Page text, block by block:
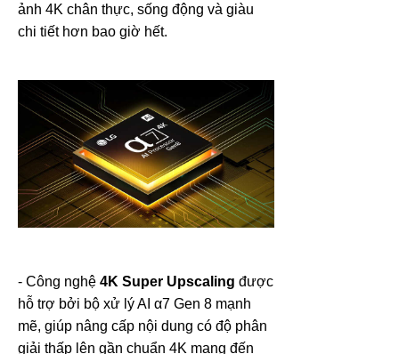
ảnh 4K chân thực, sống động và giàu
chi tiết hơn bao giờ hết.
- Công nghệ 4K Super Upscaling được
hỗ trợ bởi bộ xử lý AI α7 Gen 8 mạnh
mẽ, giúp nâng cấp nội dung có độ phân
giải thấp lên gần chuẩn 4K mang đến